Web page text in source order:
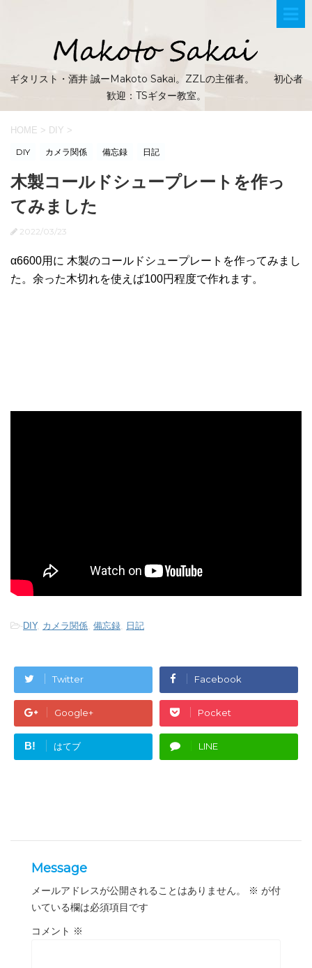
ギタリスト・酒井 誠ーMakoto Sakai。ZZLの主催者。 初心者
歓迎：TSギター教室。
HOME > DIY >
DIY カメラ関係 備忘録 日記
木製コールドシュープレートを作っ
てみました
2022/03/23
α6600用に 木製のコールドシュープレートを作ってみまし
た。余った木切れを使えば100円程度で作れます。
-DIY, カメラ関係 備忘録 日記
Twitter Facebook
Google+ Pocket
B! はてブ LINE
Message
メールアドレスが公開されることはありません。 ※ が付
いている欄は必須項目です
コメント ※